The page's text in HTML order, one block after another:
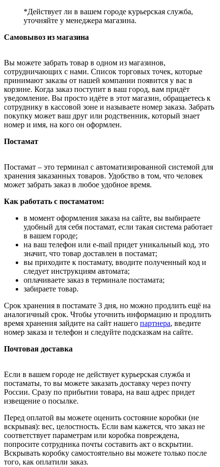
*Действует ли в вашем городе курьерская служба,
уточняйте у менеджера магазина.
Самовывоз из магазина
Вы можете забрать товар в одном из магазинов,
сотрудничающих с нами. Список торговых точек, которые
принимают заказы от нашей компании появится у вас в
корзине. Когда заказ поступит в ваш город, вам придёт
уведомление. Вы просто идёте в этот магазин, обращаетесь к
сотруднику в кассовой зоне и называете номер заказа. Забрать
покупку может ваш друг или родственник, который знает
номер и имя, на кого он оформлен.
Постамат
Постамат – это терминал с автоматизированной системой для
хранения заказанных товаров. Удобство в том, что человек
может забрать заказ в любое удобное время.
Как работать с постаматом:
в момент оформления заказа на сайте, вы выбираете
удобный для себя постамат, если такая система работает
в вашем городе;
на ваш телефон или e-mail придет уникальный код, это
значит, что товар доставлен в постамат;
вы приходите к постамату, вводите полученный код и
следует инструкциям автомата;
оплачиваете заказ в терминале постамата;
забираете товар.
Срок хранения в постамате 3 дня, но можно продлить ещё на
аналогичный срок. Чтобы уточнить информацию и продлить
время хранения зайдите на сайт нашего партнера, введите
номер заказа и телефон и следуйте подсказкам на сайте.
Почтовая доставка
Если в вашем городе не действует курьерская служба и
постаматы, то вы можете заказать доставку через почту
России. Сразу по прибытии товара, на ваш адрес придет
извещение о посылке.
Перед оплатой вы можете оценить состояние коробки (не
вскрывая): вес, целостность. Если вам кажется, что заказ не
соответствует параметрам или коробка повреждена,
попросите сотрудника почты составить акт о вскрытии.
Вскрывать коробку самостоятельно вы можете только после
того, как оплатили заказ.